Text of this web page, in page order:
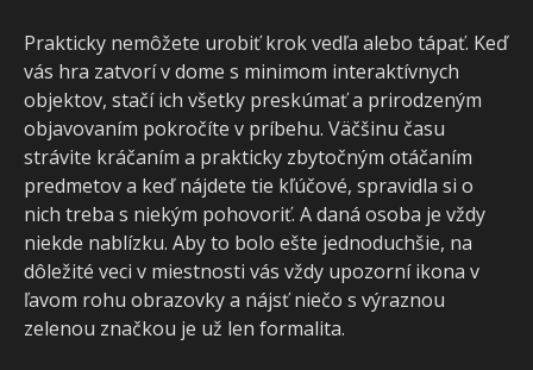
Prakticky nemôžete urobiť krok vedľa alebo tápať. Keď
vás hra zatvorí v dome s minimom interaktívnych
objektov, stačí ich všetky preskúmať a prirodzeným
objavovaním pokročíte v príbehu. Väčšinu času
strávite kráčaním a prakticky zbytočným otáčaním
predmetov a keď nájdete tie kľúčové, spravidla si o
nich treba s niekým pohovoriť. A daná osoba je vždy
niekde nablízku. Aby to bolo ešte jednoduchšie, na
dôležité veci v miestnosti vás vždy upozorní ikona v
ľavom rohu obrazovky a nájsť niečo s výraznou
zelenou značkou je už len formalita.